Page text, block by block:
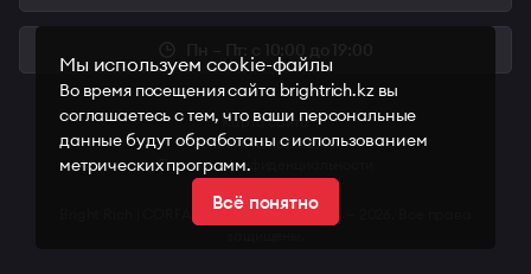
Bright Rich | CORFAC International © 2008 — 2026. Все права
Карта сайта
Условия пользования
Политика конфиденциальности
Мы используем cookie-файлы
Во время посещения сайта brightrich.kz вы
соглашаетесь с тем, что ваши персональные
данные будут обработаны с использованием
метрических программ.
Всё понятно